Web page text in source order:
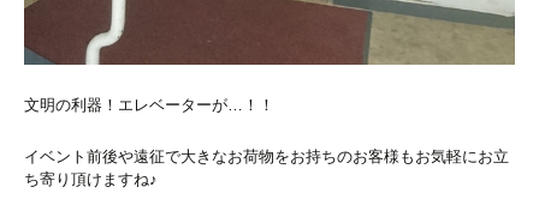
文明の利器！エレベーターが…！！
イベント前後や遠征で大きなお荷物をお持ちのお客様もお気軽にお立
ち寄り頂けますね♪